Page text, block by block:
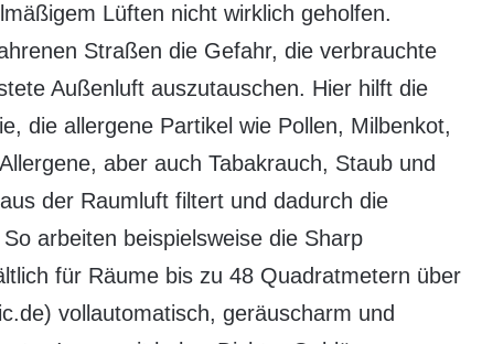
Lüften nicht wirklich geholfen.
Straßen die Gefahr, die verbrauchte
Außenluft auszutauschen. Hier hilft die
die allergene Partikel wie Pollen, Milbenkot,
aber auch Tabakrauch, Staub und
der Raumluft filtert und dadurch die
arbeiten beispielsweise die Sharp
für Räume bis zu 48 Quadratmetern über
vollautomatisch, geräuscharm und